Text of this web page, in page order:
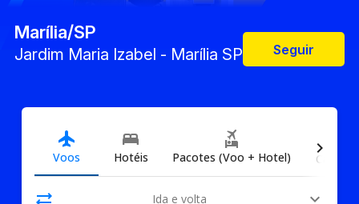
Marília/SP
Jardim Maria Izabel - Marília SP Seguir
flight
Voos
bed
Hotéis
flights_and_hotels
Pacotes (Voo + Hotel) Carros
sync_alt Ida e volta
expand_more
chevron_right